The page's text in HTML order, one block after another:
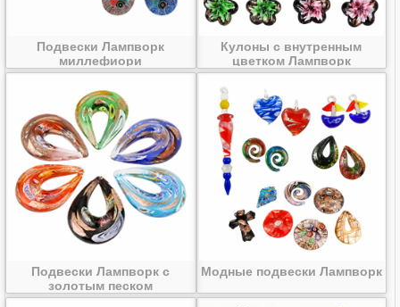
Подвески Лампворк
миллефиори
Кулоны с внутренным
цветком Лампворк
Подвески Лампворк с
золотым песком
Модные подвески Лампворк